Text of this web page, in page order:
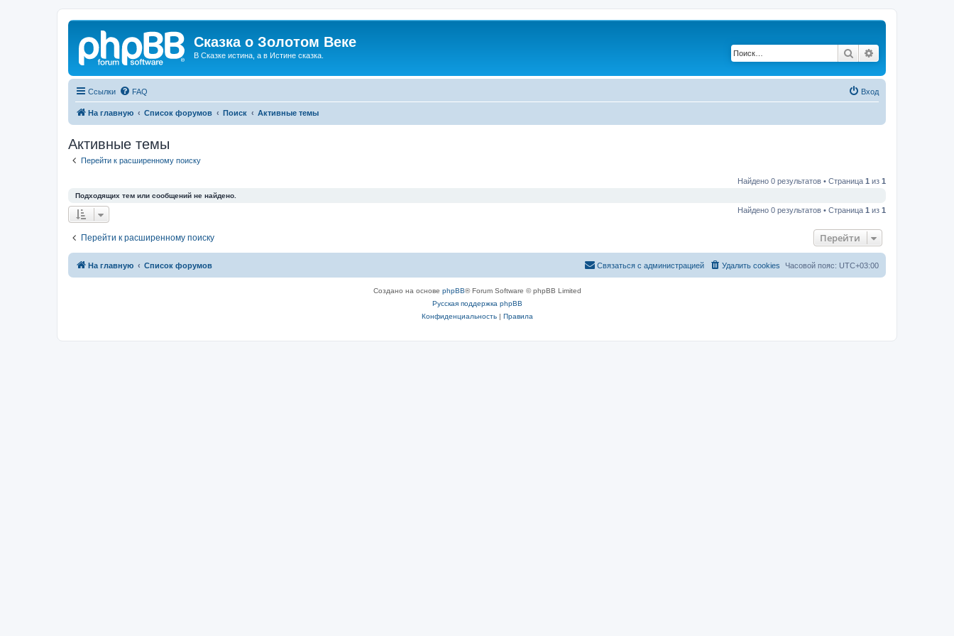
Сказка о Золотом Веке
В Сказке истина, а в Истине сказка. Поиск
Ссылки FAQ Вход
На главную Список форумов Поиск Активные темы
Активные темы
Перейти к расширенному поиску
Найдено 0 результатов • Страница 1 из 1
Подходящих тем или сообщений не найдено.
Найдено 0 результатов • Страница 1 из 1
Перейти к расширенному поиску Перейти
На главную Список форумов Часовой пояс: UTC+03:00
Удалить cookies
Связаться с администрацией
Создано на основе phpBB® Forum Software © phpBB Limited
Русская поддержка phpBB
Конфиденциальность| Правила